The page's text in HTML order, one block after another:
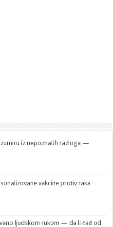
iz nepoznatih razloga —
vakcine protiv raka
ljudskom rukom — da li čađ od